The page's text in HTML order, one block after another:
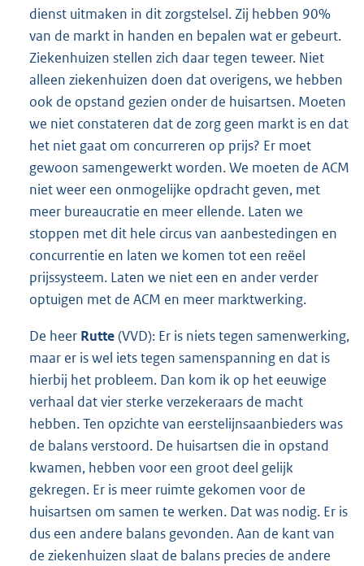
dienst uitmaken in dit zorgstelsel. Zij hebben 90%
van de markt in handen en bepalen wat er gebeurt.
Ziekenhuizen stellen zich daar tegen teweer. Niet
alleen ziekenhuizen doen dat overigens, we hebben
ook de opstand gezien onder de huisartsen. Moeten
we niet constateren dat de zorg geen markt is en dat
het niet gaat om concurreren op prijs? Er moet
gewoon samengewerkt worden. We moeten de ACM
niet weer een onmogelijke opdracht geven, met
meer bureaucratie en meer ellende. Laten we
stoppen met dit hele circus van aanbestedingen en
concurrentie en laten we komen tot een reëel
prijssysteem. Laten we niet een en ander verder
optuigen met de ACM en meer marktwerking.
De heer Rutte(VVD): Er is niets tegen samenwerking,
maar er is wel iets tegen samenspanning en dat is
hierbij het probleem. Dan kom ik op het eeuwige
verhaal dat vier sterke verzekeraars de macht
hebben. Ten opzichte van eerstelijnsaanbieders was
de balans verstoord. De huisartsen die in opstand
kwamen, hebben voor een groot deel gelijk
gekregen. Er is meer ruimte gekomen voor de
huisartsen om samen te werken. Dat was nodig. Er is
dus een andere balans gevonden. Aan de kant van
de ziekenhuizen slaat de balans precies de andere